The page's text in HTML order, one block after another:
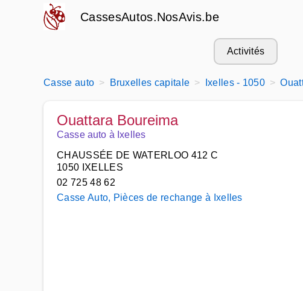
CassesAutos.NosAvis.be
Activités
Casse auto Bruxelles capitale Ixelles - 1050
Ouattara Boureima
Casse auto à Ixelles
CHAUSSÉE DE WATERLOO 412 C
1050 IXELLES
02 725 48 62
Casse Auto, Pièces de rechange à Ixelles